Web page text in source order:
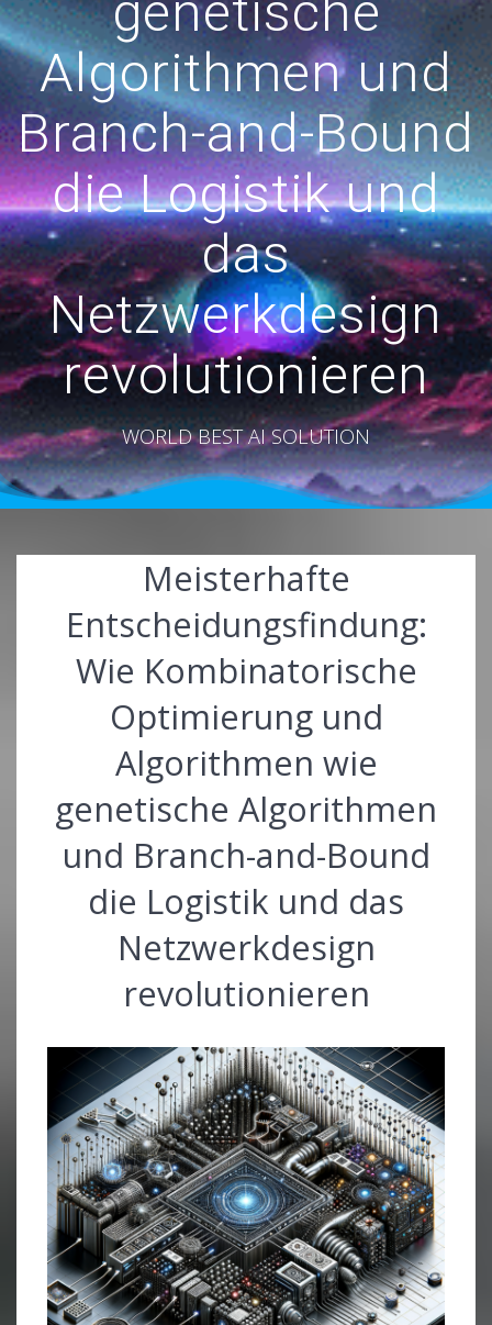
Algorithmen und
Branch-and-Bound
die Logistik und
das
Netzwerkdesign
revolutionieren
WORLD BEST AI SOLUTION
Meisterhafte
Entscheidungsfindung:
Wie Kombinatorische
Optimierung und
Algorithmen wie
genetische Algorithmen
und Branch-and-Bound
die Logistik und das
Netzwerkdesign
revolutionieren